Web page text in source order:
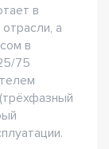
в
а
в
75